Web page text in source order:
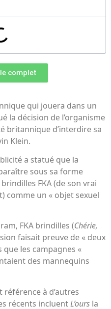
complet
qui jouera dans un
la décision de l’organisme
britannique d’interdire sa
Klein.
a statué que la
sous sa forme
FKA (de son vrai
comme un « objet sexuel
FKA brindilles (Chérie,
faisait preuve de « deux
que les campagnes «
des mannequins
référence à d’autres
récents incluentL’ours la